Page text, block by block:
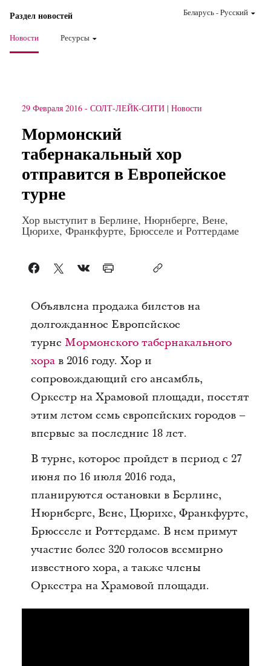
Раздел новостей
Новости Ресурсы
Беларусь-Pусский
29 Февраля 2016 - СОЛТ-ЛЕЙК-СИТИ Новости
Мормонский
табернакальный хор
отправится в Европейское
турне
Хор выступит в Берлине, Нюрнберге, Вене,
Цюрихе, Франкфурте, Брюсселе и Роттердаме
Объявлена продажа билетов на
долгожданное Европейское
турне Мормонского табернакального
хорав 2016 году. Хор и
сопровождающий его ансамбль,
Оркестр на Храмовой площади, посетят
этим летом семь европейских городов –
впервые за последние 18 лет.
В турне, которое пройдет в период с 27
июня по 16 июля 2016 года,
планируются остановки в Берлине,
Нюрнберге, Вене, Цюрихе, Франкфурте,
Брюсселе и Роттердаме. В нем примут
участие более 320 голосов всемирно
известного хора, а также члены
Оркестра на Храмовой площади.